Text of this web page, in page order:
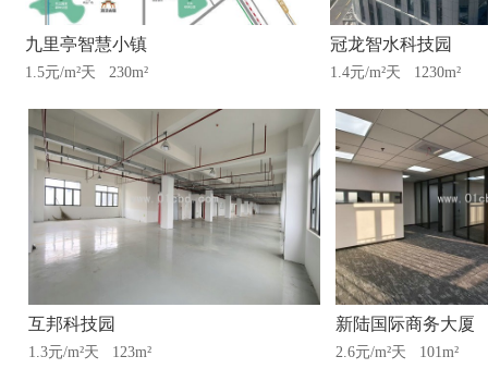
九里亭智慧小镇
1.5元/m²天 230m²
冠龙智水科技园
1.4元/m²天 1230m²
互邦科技园
1.3元/m²天 123m²
新陆国际商务大厦
2.6元/m²天 101m²